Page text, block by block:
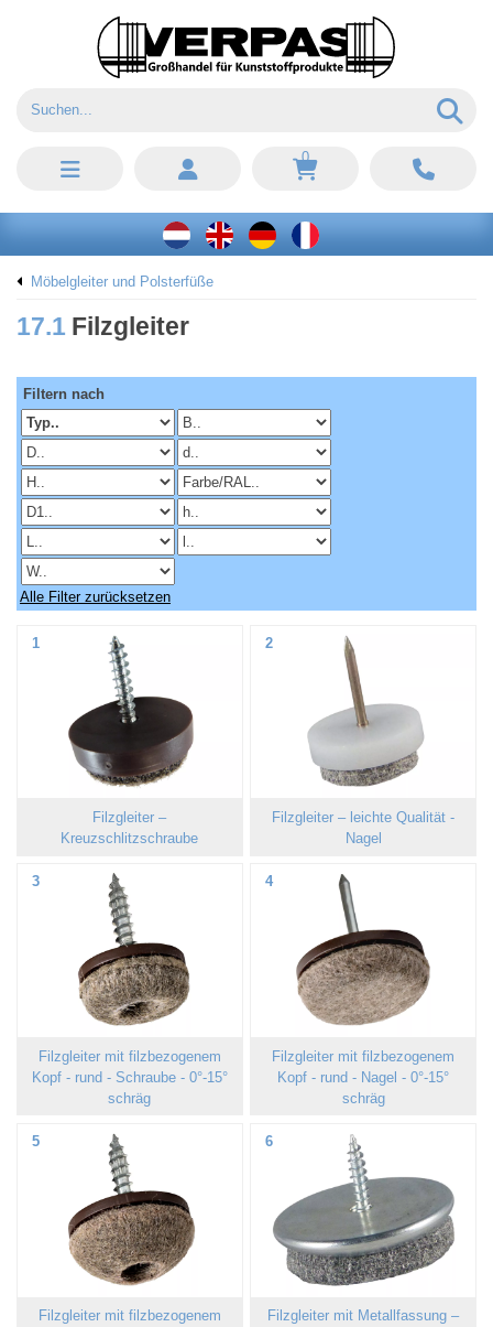
0
Möbelgleiter und Polsterfüße
17.1 Filzgleiter
Filtern nach
Alle Filter zurücksetzen
1
Filzgleiter –
Kreuzschlitzschraube
2
Filzgleiter – leichte Qualität -
Nagel
3
Filzgleiter mit filzbezogenem
Kopf - rund - Schraube - 0°-15°
schräg
4
Filzgleiter mit filzbezogenem
Kopf - rund - Nagel - 0°-15°
schräg
5
Filzgleiter mit filzbezogenem
6
Filzgleiter mit Metallfassung –